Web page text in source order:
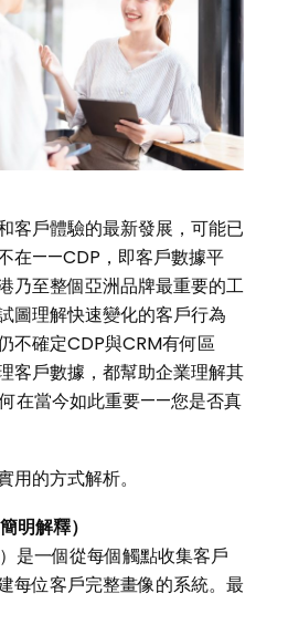
客戶體驗的最新發展，可能已
在——CDP，即客戶數據平
乃至整個亞洲品牌最重要的工
圖理解快速變化的客戶行為
不確定CDP與CRM有何區
客戶數據，都幫助企業理解其
在當今如此重要——您是否真
用的方式解析。
明解釋）
是一個從每個觸點收集客戶
每位客戶完整畫像的系統。最